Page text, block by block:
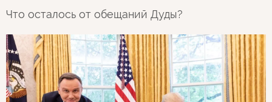
Что осталось от обещаний Дуды?